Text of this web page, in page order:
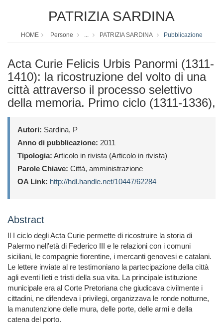
PATRIZIA SARDINA
HOME Persone ... PATRIZIA SARDINA Pubblicazione
Acta Curie Felicis Urbis Panormi (1311-
1410): la ricostruzione del volto di una
città attraverso il processo selettivo
della memoria. Primo ciclo (1311-1336),
Autori: Sardina, P
Anno di pubblicazione: 2011
Tipologia: Articolo in rivista (Articolo in rivista)
Parole Chiave: Città, amministrazione
OA Link: http://hdl.handle.net/10447/62284
Abstract
Il I ciclo degli Acta Curie permette di ricostruire la storia di
Palermo nell'età di Federico III e le relazioni con i comuni
siciliani, le compagnie fiorentine, i mercanti genovesi e catalani.
Le lettere inviate al re testimoniano la partecipazione della città
agli eventi lieti e tristi della sua vita. La principale istituzione
municipale era al Corte Pretoriana che giudicava civilmente i
cittadini, ne difendeva i privilegi, organizzava le ronde notturne,
la manutenzione delle mura, delle porte, delle armi e della
catena del porto.